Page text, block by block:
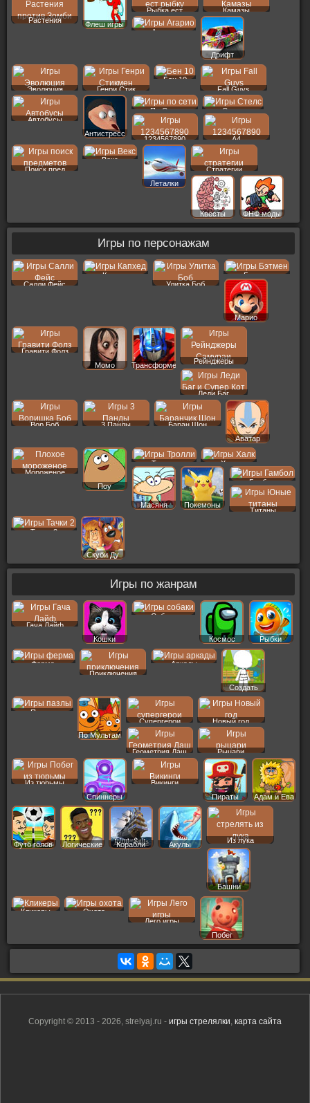
Растения
Флеш игры
Рыбка ест Камазы
Агарио
Дрифт
Эволюция Генри Стик
Бен 10
Fall Guys
Автобусы
Антистресс
По Сети Стелс
1234567890 A4
Поиск пред
Векс
Леталки
Стратегии
Квесты ФНФ моды
Игры по персонажам
Салли Фейс
Капхед
Улитка Боб
Бэтмен
Марио
Гравити Фолз
Момо
Трансформеры
Рейнджеры
Леди Баг
Вор Боб 3 Панды
Баран Шон
Аватар
Мороженое
Поу
Тролли Халк
Масяня Покемоны
Гамбол
Титаны
Тачки 2
Скуби Ду
Игры по жанрам
Гача Лайф
Кошки
Собаки
Космос Рыбки
Ферма
Приключения
Аркады
Создать
Пер
Пазлы
По Мультам
Супергерои Новый год
Геометрия Даш Рыцари
Из тюрьмы
Спиннеры
Викинги
Пираты
Адам и Ева
Футб голов Логические Корабли Акулы
Из лука
Башни
Кликеры
Охота
Лего игры
Побег
Copyright © 2013 - 2026, strelyaj.ru - игры стрелялки карта сайта